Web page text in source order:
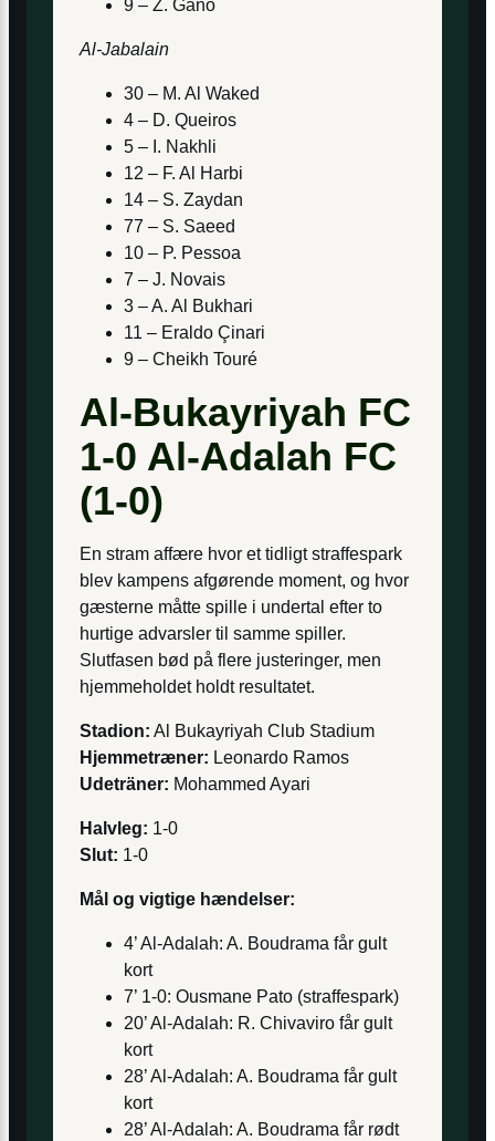
9 – Z. Gano
Al-Jabalain
30 – M. Al Waked
4 – D. Queiros
5 – I. Nakhli
12 – F. Al Harbi
14 – S. Zaydan
77 – S. Saeed
10 – P. Pessoa
7 – J. Novais
3 – A. Al Bukhari
11 – Eraldo Çinari
9 – Cheikh Touré
Al-Bukayriyah FC
1-0 Al-Adalah FC
(1-0)
En stram affære hvor et tidligt straffespark
blev kampens afgørende moment, og hvor
gæsterne måtte spille i undertal efter to
hurtige advarsler til samme spiller.
Slutfasen bød på flere justeringer, men
hjemmeholdet holdt resultatet.
Stadion: Al Bukayriyah Club Stadium
Hjemmetræner: Leonardo Ramos
Udeträner: Mohammed Ayari
Halvleg: 1-0
Slut: 1-0
Mål og vigtige hændelser:
4’ Al-Adalah: A. Boudrama får gult
kort
7’ 1-0: Ousmane Pato (straffespark)
20’ Al-Adalah: R. Chivaviro får gult
kort
28’ Al-Adalah: A. Boudrama får gult
kort
28’ Al-Adalah: A. Boudrama får rødt